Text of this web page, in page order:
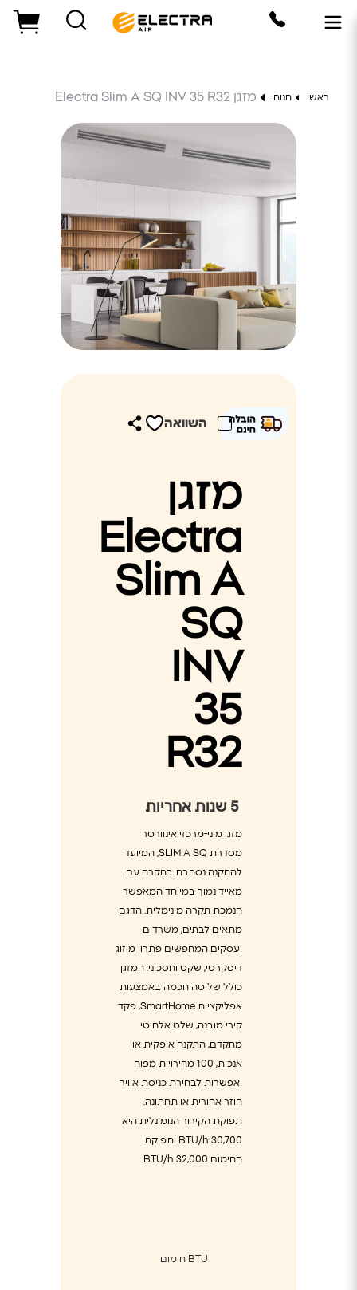
ראשי חנות מזגן Electra Slim A SQ INV 35 R32
השוואה
מזגן
Electra
Slim A
SQ
INV
35
R32
5
מזגן מיני-מרכזי אינוורטר
מסדרת SLIM A SQ, המיועד
להתקנה נסתרת בתקרה עם
מאייד נמוך במיוחד המאפשר
הנמכת תקרה מינימלית. הדגם
מתאים לבתים, משרדים
ועסקים המחפשים פתרון מיזוג
דיסקרטי, שקט וחסכוני. המזגן
כולל שליטה חכמה באמצעות
אפליקציית SmartHome, פקד
קירי מובנה, שלט אלחוטי
מתקדם, התקנה אופקית או
אנכית, 100 מהירויות מפוח
ואפשרות לבחירת כניסת אוויר
חוזר אחורית או תחתונה.
תפוקת הקירור הנומינלית היא
30,700 BTU/h ותפוקת
החימום 32,000 BTU/h.
BTU חימום